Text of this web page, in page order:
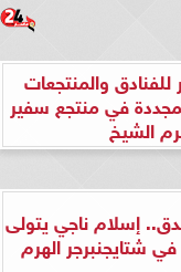
والمنتجعات
في منتجع سفير
الشيخ
إسلام ناجي يتولى
شتايجنبرجر الهرم